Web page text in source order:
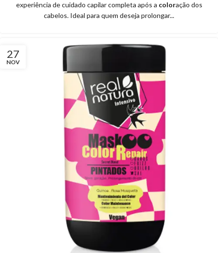
experiência de cuidado capilar completa após a coloração dos
cabelos. Ideal para quem deseja prolongar...
27
NOV